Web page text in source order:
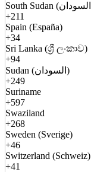
+211
Spain (España)
+34
Sri Lanka (ශ්‍රී ලංකාව)
+94
Sudan (السودان)
+249
Suriname
+597
Swaziland
+268
Sweden (Sverige)
+46
Switzerland (Schweiz)
+41